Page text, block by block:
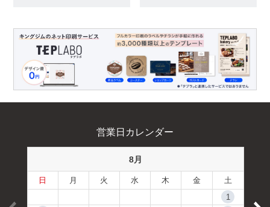
営業日カレンダー
8月
日 月 火 水 木 金
土
1